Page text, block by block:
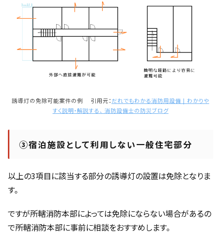
誘導灯の免除可能案件の例 引用元：だれでもわかる消防用設備 | わかりや
すく説明・解説する、 消防設備士の防災ブログ
③宿泊施設として利用しない一般住宅部分
以上の3項目に該当する部分の誘導灯の設置は免除となりま
す。
ですが所轄消防本部によっては免除にならない場合があるの
で所轄消防本部に事前に相談をおすすめします。